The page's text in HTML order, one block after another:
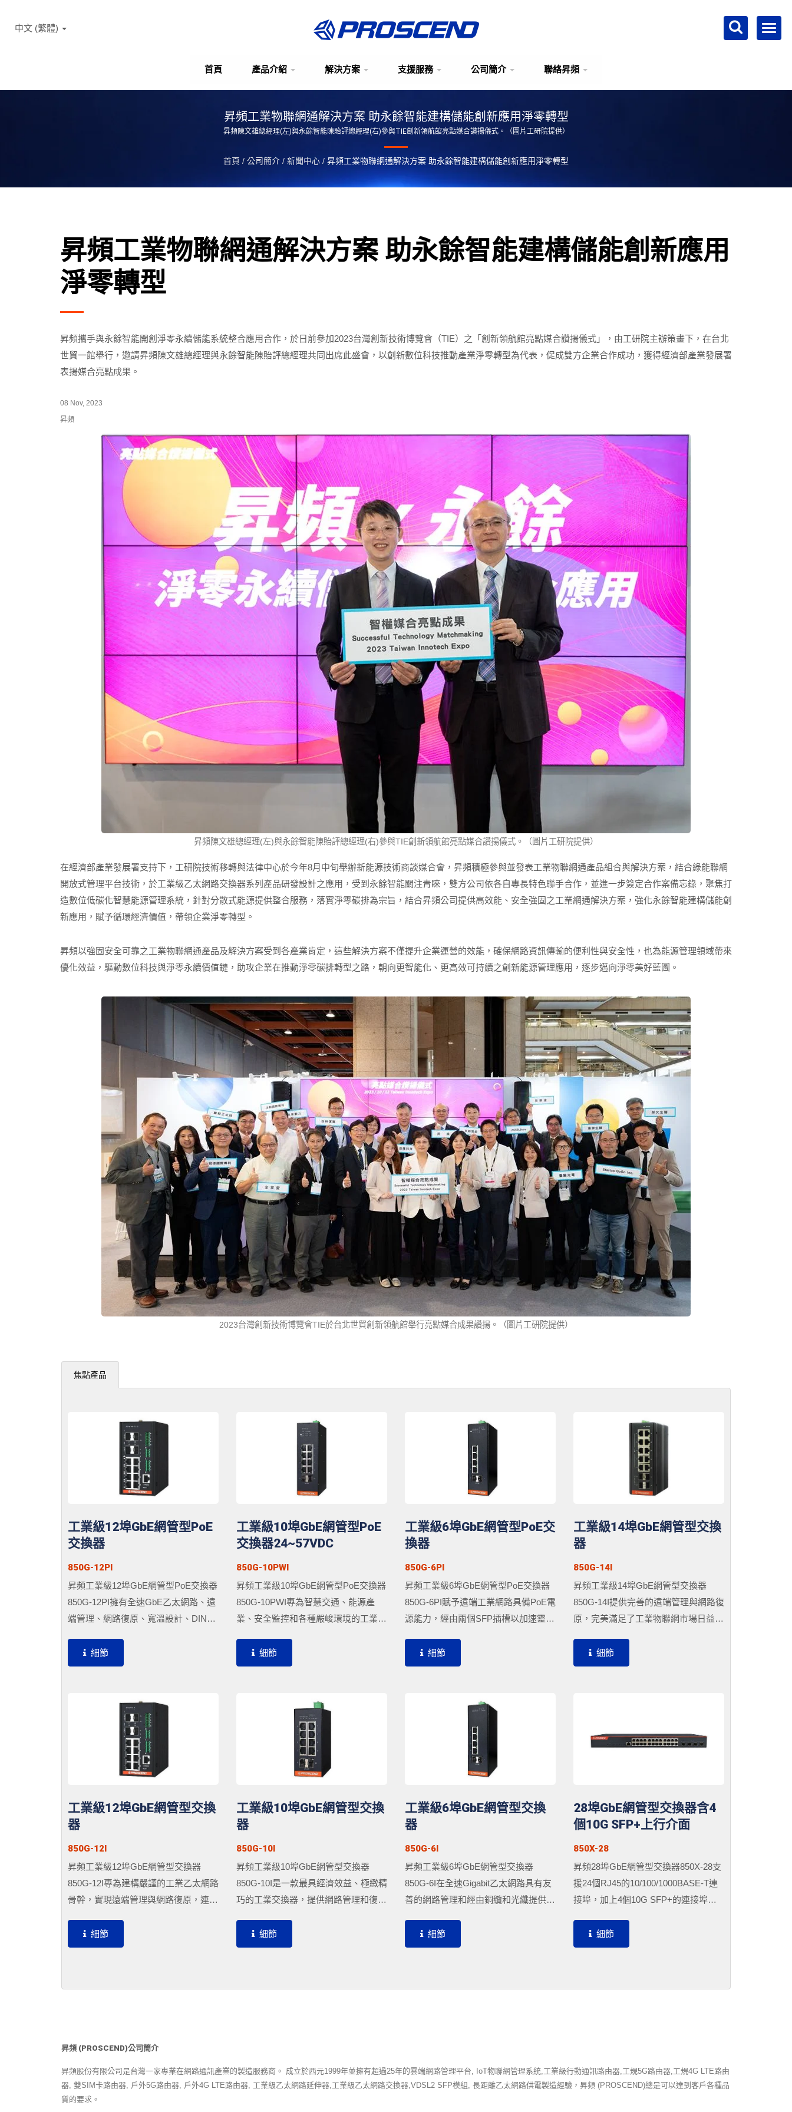
首頁 產品介紹 解決方案 支援服務 公司簡介 聯絡昇頻
中文 (繁體)
昇頻工業物聯網通解決方案 助永餘智能建構儲能創新應用淨零轉型
昇頻陳文雄總經理(左)與永餘智能陳貽評總經理(右)參與TIE創新領航館亮點媒合讚揚儀式。（圖片工研院提供）
首頁 / 公司簡介 / 新聞中心 / 昇頻工業物聯網通解決方案 助永餘智能建構儲能創新應用淨零轉型
昇頻工業物聯網通解決方案 助永餘智能建構儲能創新應用
淨零轉型
昇頻攜手與永餘智能開創淨零永續儲能系統整合應用合作，於日前參加2023台灣創新技術博覽會（TIE）之「創新領航館亮點媒合讚揚儀式」，由工研院主辦策畫下，在台北
世貿一館舉行，邀請昇頻陳文雄總經理與永餘智能陳貽評總經理共同出席此盛會，以創新數位科技推動產業淨零轉型為代表，促成雙方企業合作成功，獲得經濟部產業發展署
表揚媒合亮點成果。
08 Nov, 2023
昇頻
昇頻陳文雄總經理(左)與永餘智能陳貽評總經理(右)參與TIE創新領航館亮點媒合讚揚儀式。（圖片工研院提供）
在經濟部產業發展署支持下，工研院技術移轉與法律中心於今年8月中旬舉辦新能源技術商談媒合會，昇頻積極參與並發表工業物聯網通產品組合與解決方案，結合綠能聯網
開放式管理平台技術，於工業級乙太網路交換器系列產品研發設計之應用，受到永餘智能關注青睞，雙方公司依各自專長特色聯手合作，並進一步簽定合作案備忘錄，聚焦打
造數位低碳化智慧能源管理系統，針對分散式能源提供整合服務，落實淨零碳排為宗旨，結合昇頻公司提供高效能、安全強固之工業網通解決方案，強化永餘智能建構儲能創
新應用，賦予循環經濟價值，帶領企業淨零轉型。
昇頻以強固安全可靠之工業物聯網通產品及解決方案受到各產業肯定，這些解決方案不僅提升企業運營的效能，確保網路資訊傳輸的便利性與安全性，也為能源管理領域帶來
優化效益，驅動數位科技與淨零永續價值鏈，助攻企業在推動淨零碳排轉型之路，朝向更智能化、更高效可持續之創新能源管理應用，逐步邁向淨零美好藍圖。
2023台灣創新技術博覽會TIE於台北世貿創新領航館舉行亮點媒合成果讚揚。（圖片工研院提供）
焦點產品
工業級12埠GbE網管型PoE
交換器
850G-12PI
昇頻工業級12埠GbE網管型PoE交換器
850G-12PI擁有全速GbE乙太網路、遠
端管理、網路復原、寬溫設計、DIN導
10/100/1000Base-T連接埠，每埠PoE
功率可高達30W，輕鬆連接至工控電
置4個SFP插槽，可與SFP光纖收發器
搭配使用，並支援數位診斷功能
細節
工業級10埠GbE網管型PoE
交換器24~57VDC
850G-10PWI
昇頻工業級10埠GbE網管型PoE交換器
850G-10PWI專為智慧交通、能源產
業、安全監控和各種嚴峻環境的工業關
太網路解決方案。昇頻850G-10PWI提
供遠端管理、網路復原、寬溫運作，以
細節
工業級6埠GbE網管型PoE交
換器
850G-6PI
昇頻工業級6埠GbE網管型PoE交換器
850G-6PI賦予遠端工業網路具備PoE電
源能力，經由兩個SFP插槽以加速靈活
的遠端區域。昇頻850G-6PI配置4個
10/100/1000Base-T連接埠，每埠PoE
接網路攝影機、VoIP電話、Wi-Fi接入
點等，提升工業網路部署效率。
細節
工業級14埠GbE網管型交換
器
850G-14I
昇頻工業級14埠GbE網管型交換器
850G-14I提供完善的遠端管理與網路復
原，完美滿足了工業物聯網市場日益增
求。具備10個10/100/1000Base-T連接
埠以及4個SFP插槽，不僅支援數位診
細節
工業級12埠GbE網管型交換
器
850G-12I
昇頻工業級12埠GbE網管型交換器
850G-12I專為建構嚴謹的工業乙太網路
骨幹，實現遠端管理與網路復原，連結
境需求。具備8個10/100/1000Base-T連
接埠以及4個SFP插槽，支援數位診斷
細節
工業級10埠GbE網管型交換
器
850G-10I
昇頻工業級10埠GbE網管型交換器
850G-10I是一款最具經濟效益、極緻精
巧的工業交換器，提供網路管理和復原
輕巧設計，本體總高度僅116毫米，賦
予靈活部署的方便性，不受空間的限
細節
工業級6埠GbE網管型交換
器
850G-6I
昇頻工業級6埠GbE網管型交換器
850G-6I在全速Gigabit乙太網路具有友
善的網路管理和經由銅纜和光纖提供
量、網路管理和復原性。具備4個
10/100/1000Base-T連接埠和2個SFP插
細節
28埠GbE網管型交換器含4
個10G SFP+上行介面
850X-28
昇頻28埠GbE網管型交換器850X-28支
援24個RJ45的10/100/1000BASE-T連
接埠，加上4個10G SFP+的連接埠，
光纖連接。昇頻850X-28提供多樣化網
路頻寬的組合，可以處理網路邊緣交換
細節
昇頻 (PROSCEND)公司簡介
昇頻股份有限公司是台灣一家專業在網路通訊產業的製造服務商。 成立於西元1999年並擁有超過25年的雲端網路管理平台, IoT物聯網管理系統,工業級行動通訊路由器,工規5G路由器,工規4G LTE路由
器, 雙SIM卡路由器, 戶外5G路由器, 戶外4G LTE路由器, 工業級乙太網路延伸器,工業級乙太網路交換器,VDSL2 SFP模組, 長距離乙太網路供電製造經驗，昇頻 (PROSCEND)總是可以達到客戶各種品
質的要求。